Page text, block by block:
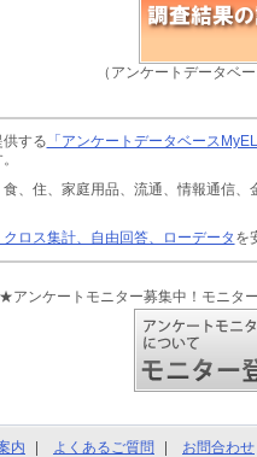
（アンケートデータベ
供する 「アンケートデータベース
食、住、家庭用品、流通、情報通信、
ロス集計、自由回答、ローデータ を
★アンケートモニター募集中！モニタ
内 よくあるご質問 お問合わせ